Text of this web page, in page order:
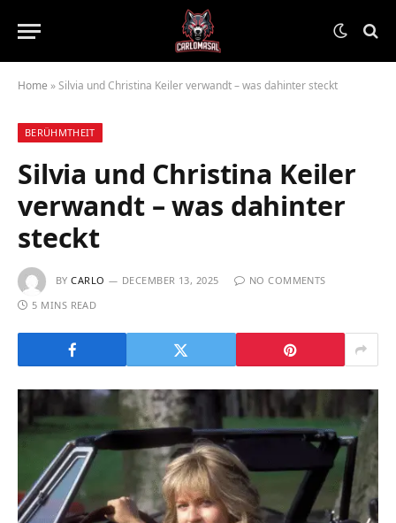
Home »Silvia und Christina Keiler verwandt – was dahinter steckt
BERÜHMTHEIT
Silvia und Christina Keiler
verwandt – was dahinter
steckt
BY CARLO DECEMBER 13, 2025
NO COMMENTS
5 MINS READ